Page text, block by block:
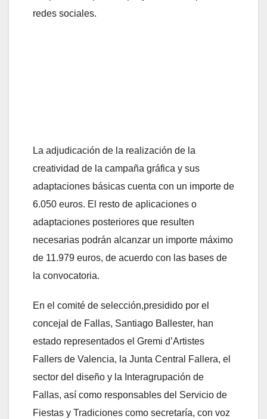
redes sociales.
La adjudicación de la realización de la
creatividad de la campaña gráfica y sus
adaptaciones básicas cuenta con un importe de
6.050 euros. El resto de aplicaciones o
adaptaciones posteriores que resulten
necesarias podrán alcanzar un importe máximo
de 11.979 euros, de acuerdo con las bases de
la convocatoria.
En el comité de selección,presidido por el
concejal de Fallas, Santiago Ballester, han
estado representados el Gremi d’Artistes
Fallers de Valencia, la Junta Central Fallera, el
sector del diseño y la Interagrupación de
Fallas, así como responsables del Servicio de
Fiestas y Tradiciones como secretaría, con voz